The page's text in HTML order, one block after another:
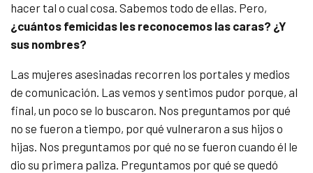
hacer tal o cual cosa. Sabemos todo de ellas. Pero,
¿cuántos femicidas les reconocemos las caras? ¿Y
sus nombres?
Las mujeres asesinadas recorren los portales y medios
de comunicación. Las vemos y sentimos pudor porque, al
final, un poco se lo buscaron. Nos preguntamos por qué
no se fueron a tiempo, por qué vulneraron a sus hijos o
hijas. Nos preguntamos por qué no se fueron cuando él le
dio su primera paliza. Preguntamos por qué se quedó